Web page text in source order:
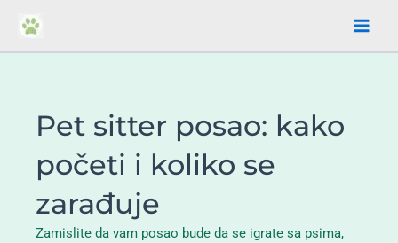
садржај
Pet sitter posao: kako
početi i koliko se
zarađuje
Zamislite da vam posao bude da se igrate sa psima,